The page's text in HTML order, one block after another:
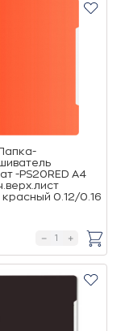
-PS20RED A4
красный 0.12/0.16